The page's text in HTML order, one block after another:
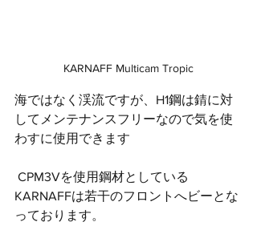
KARNAFF Multicam Tropic
海ではなく渓流ですが、H1鋼は錆に対
してメンテナンスフリーなので気を使
わすに使用できます
KARNAFFは若干のフロントへビーとな
っております。